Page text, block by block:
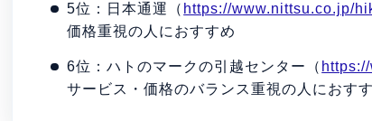
5位：日本通運（ https://www.nittsu.co.jp/
価格重視の人におすすめ
6位：ハトのマークの引越センター（
サービス・価格のバランス重視の人におす